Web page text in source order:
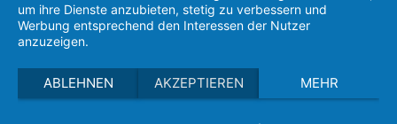
um ihre Dienste anzubieten, stetig zu verbessern und
Werbung entsprechend den Interessen der Nutzer
anzuzeigen.
ABLEHNEN AKZEPTIEREN MEHR